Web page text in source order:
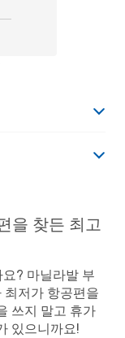
을 찾든 최고
? 마닐라발 부
최저가 항공편을
쓰지 말고 휴가
있으니까요!